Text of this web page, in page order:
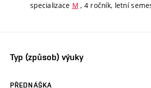
specializace M , 4 ročník, letní
Typ (způsob) výuky
PŘEDNÁŠKA